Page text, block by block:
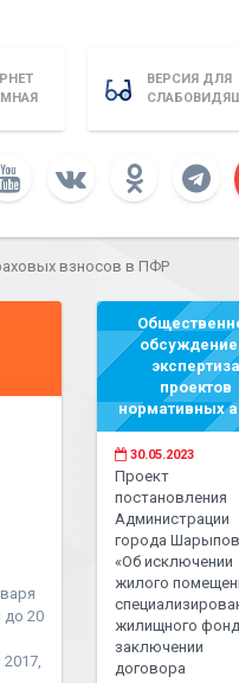
ВЕРСИЯ ДЛЯ
взносов в ПФР
до 20
экспертиза
проектов
нормативных
30.05.2023
Проект
постановления
Администрации
города
«Об исключении
жилого
жилищного
заключении
договора